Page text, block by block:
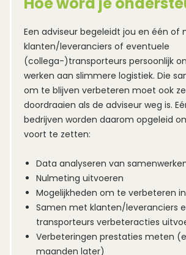
Een adviseur begeleidt jou en één of
klanten/leveranciers of eventuele
(collega-)transporteurs persoonlijk
werken aan slimmere logistiek. Die
om te blijven verbeteren moet ook
doordraaien als de adviseur weg is.
bedrijven worden daarom opgeleid
voort te zetten:
Data analyseren van
Nulmeting uitvoeren
Mogelijkheden om te verbeteren
Samen met klanten/leveranciers
transporteurs verbeteracties
Verbeteringen prestaties meten
maanden later)